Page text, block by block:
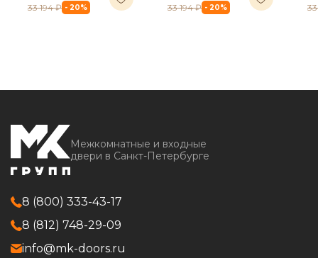
33 194 ₽ - 20% 33 194 ₽ - 20%
Межкомнатные и входные
двери в Санкт-Петербурге
8 (800) 333-43-17
8 (812) 748-29-09
info@mk-doors.ru